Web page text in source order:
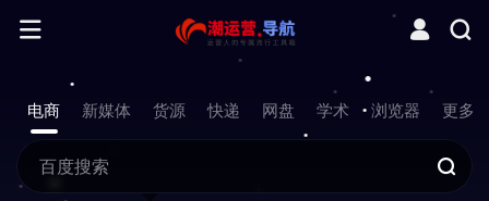
电商 新媒体 货源 快递 网盘 学术 浏览器 更多